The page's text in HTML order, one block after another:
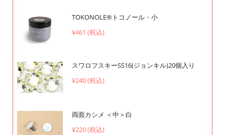
TOKONOLE®︎トコノール・小
¥461 (税込)
スワロフスキーSS16(ジョンキル)20個入り
¥240 (税込)
両面カシメ ＜中＞白
¥220 (税込)